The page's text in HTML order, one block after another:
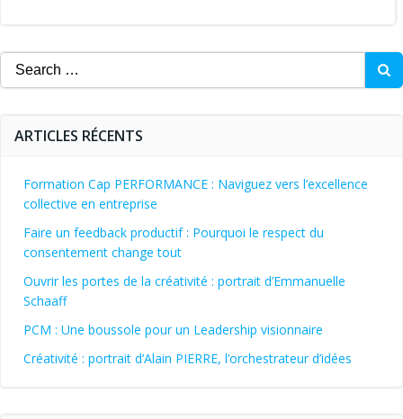
Search
for:
ARTICLES RÉCENTS
Formation Cap PERFORMANCE : Naviguez vers l’excellence
collective en entreprise
Faire un feedback productif : Pourquoi le respect du
consentement change tout
Ouvrir les portes de la créativité : portrait d’Emmanuelle
Schaaff
PCM : Une boussole pour un Leadership visionnaire
Créativité : portrait d’Alain PIERRE, l’orchestrateur d’idées